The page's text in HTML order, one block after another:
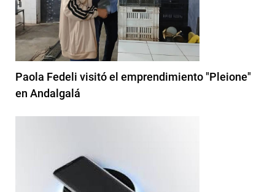
Paola Fedeli visitó el emprendimiento "Pleione"
en Andalgalá